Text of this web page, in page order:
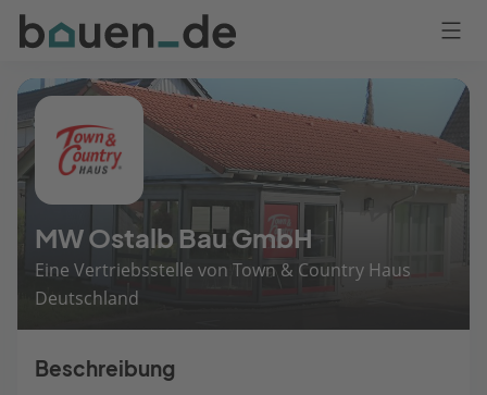
Bauen
Logo
Anmelden
MW Ostalb Bau GmbH
Eine Vertriebsstelle von Town & Country Haus
Deutschland
Beschreibung